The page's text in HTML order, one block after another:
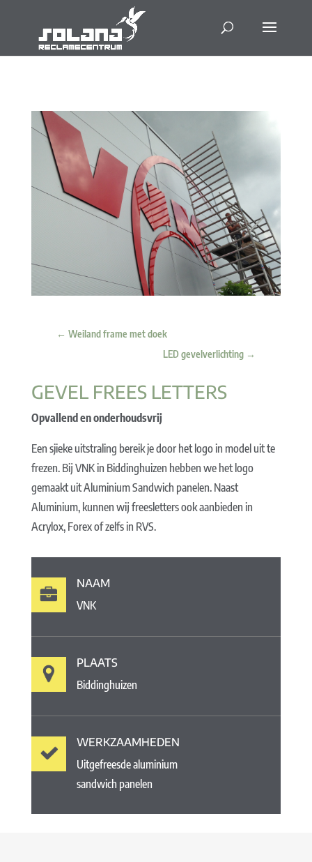
← Weiland frame met doek
LED gevelverlichting →
GEVEL FREES LETTERS
Opvallend en onderhoudsvrij
Een sjieke uitstraling bereik je door het logo in model uit te
frezen. Bij VNK in Biddinghuizen hebben we het logo
gemaakt uit Aluminium Sandwich panelen. Naast
Aluminium, kunnen wij freesletters ook aanbieden in
Acrylox, Forex of zelfs in RVS.
NAAM
VNK
PLAATS
Biddinghuizen
WERKZAAMHEDEN
Uitgefreesde aluminium
sandwich panelen